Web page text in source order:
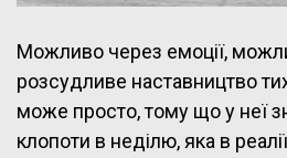
Можливо через емоції,
розсудливе наставництво
може просто, тому що у неї
клопоти в неділю, яка в